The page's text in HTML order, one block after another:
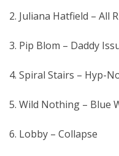
2. Juliana Hatfield – All
3. Pip Blom – Daddy
4. Spiral Stairs – Hyp-
5. Wild Nothing – Blue
6. Lobby – Collapse